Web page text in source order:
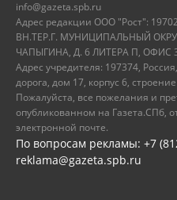
info@gazeta.spb.ru
Адрес редакции ООО "Рост":
ВН.ТЕР.Г. МУНИЦИПАЛЬНЫЙ
ЧАПЫГИНА, Д. 6 ЛИТЕРА П, ОФИС
Адрес учредителя: 197374,
дорога, дом 17, корпус 6,
Пожалуйста, все пожелания и
опубликованном на Газета.СПб,
электронной почте.
По вопросам рекламы: +7
reklama@gazeta.spb.ru